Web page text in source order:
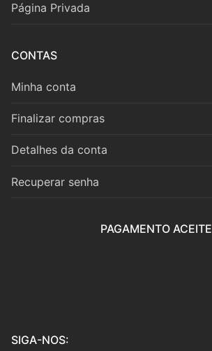
Música de Câmara
Guitarra
Voz
Página Privada
CONTAS
Minha conta
Finalizar compras
Detalhes da conta
Recuperar senha
PAGAMENTO ACEITE
SIGA-NOS: